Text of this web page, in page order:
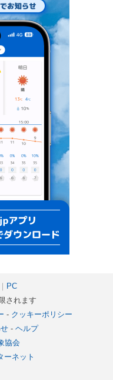
PC
されます
- クッキーポリシー
- ヘルプ
協会
ーネット